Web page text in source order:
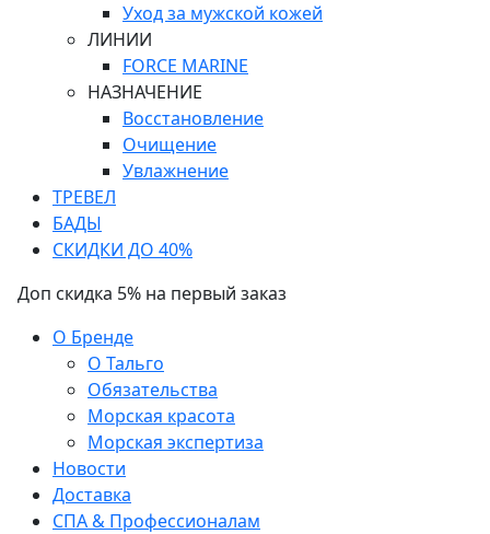
Уход за мужской кожей
ЛИНИИ
FORCE MARINE
НАЗНАЧЕНИЕ
Восстановление
Очищение
Увлажнение
ТРЕВЕЛ
БАДЫ
СКИДКИ ДО 40%
Доп скидка 5% на первый заказ
О Бренде
О Тальго
Обязательства
Морская красота
Морская экспертиза
Новости
Доставка
СПА & Профессионалам